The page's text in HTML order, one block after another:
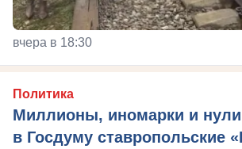
вчера в 18:30
Политика
Миллионы, иномарки и
в Госдуму ставропольские